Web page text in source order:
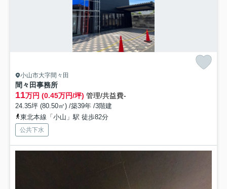
小山市大字間々田
間々田事務所
11万円 (0.45万円/坪) 管理/共益費-
24.35坪 (80.50㎡) /築39年 /3階建
東北本線「小山」駅 徒歩82分
公共下水